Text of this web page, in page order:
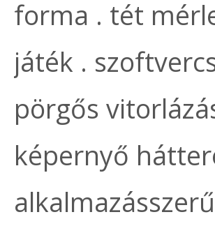
forma . tét
játék .
pörgős
képernyő